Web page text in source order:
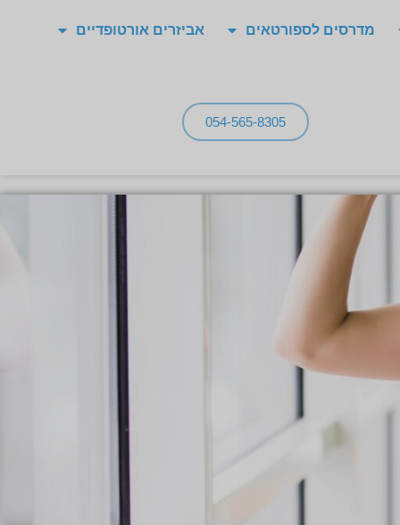
מדרסים לספורטאים אביזרים אורטופדיים
054-565-8305